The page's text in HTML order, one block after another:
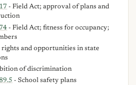
- Field Act; approval of plans and
- Field Act; fitness for occupancy;
rights and opportunities in state
of discrimination
- School safety plans